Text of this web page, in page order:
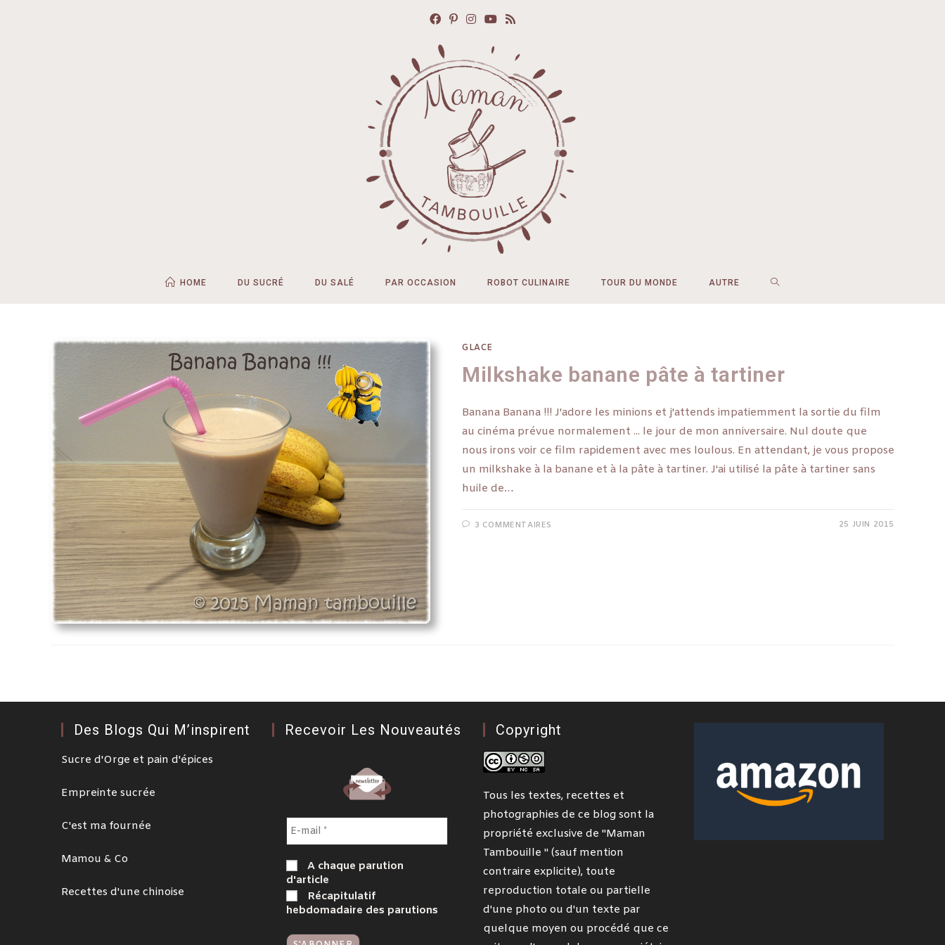
HOME DU SUCRÉ DU SALÉ PAR OCCASION ROBOT CULINAIRE TOUR DU MONDE AUTRE
GLACE
Milkshake banane pâte à tartiner
Banana Banana !!! J'adore les minions et j'attends impatiemment la sortie du film
au cinéma prévue normalement ... le jour de mon anniversaire. Nul doute que
nous irons voir ce film rapidement avec mes loulous. En attendant, je vous propose
un milkshake à la banane et à la pâte à tartiner. J'ai utilisé la pâte à tartiner sans
huile de…
3 COMMENTAIRES 25 JUIN 2015
Des Blogs Qui M’inspirent
Sucre d'Orge et pain d'épices
Empreinte sucrée
C'est ma fournée
Mamou & Co
Recettes d'une chinoise
Recevoir Les Nouveautés
A chaque parution
d'article
Récapitulatif
hebdomadaire des parutions
Copyright
Tous les textes, recettes et
photographies de ce blog sont la
propriété exclusive de "Maman
Tambouille " (sauf mention
contraire explicite), toute
reproduction totale ou partielle
d'une photo ou d'un texte par
quelque moyen ou procédé que ce